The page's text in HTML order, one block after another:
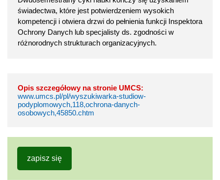
świadectwa, które jest potwierdzeniem wysokich
kompetencji i otwiera drzwi do pełnienia funkcji Inspektora
Ochrony Danych lub specjalisty ds. zgodności w
różnorodnych strukturach organizacyjnych.
Opis szczegółowy na stronie UMCS:
www.umcs.pl/pl/wyszukiwarka-studiow-
podyplomowych,118,ochrona-danych-
osobowych,45850.chtm
zapisz się